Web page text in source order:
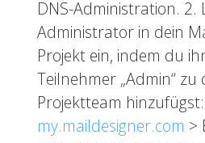
DNS-Administration. 2.
Administrator in dein
Projekt ein, indem du
Teilnehmer „Admin“ zu
Projektteam hinzufügst:
my.maildesigner.com >